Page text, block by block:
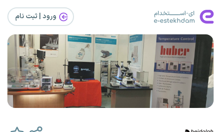
ورود | ثبت‌ نام